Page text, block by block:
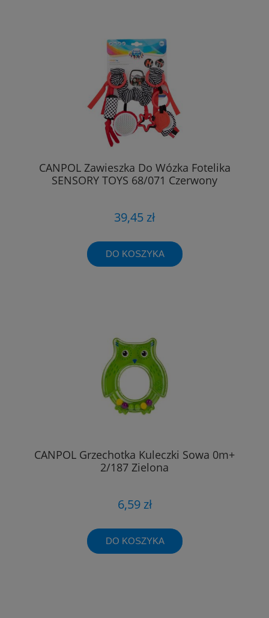
CANPOL Zawieszka Do Wózka Fotelika
SENSORY TOYS 68/071 Czerwony
39,45 zł
DO KOSZYKA
CANPOL Grzechotka Kuleczki Sowa 0m+
2/187 Zielona
6,59 zł
DO KOSZYKA